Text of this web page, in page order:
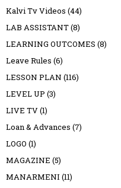
Kalvi Tv Videos (44)
LAB ASSISTANT(8)
LEARNING OUTCOMES (8)
Leave Rules (6)
LESSON PLAN (116)
LEVEL UP (3)
LIVE TV(1)
Loan & Advances (7)
LOGO (1)
MAGAZINE (5)
MANARMENI (11)